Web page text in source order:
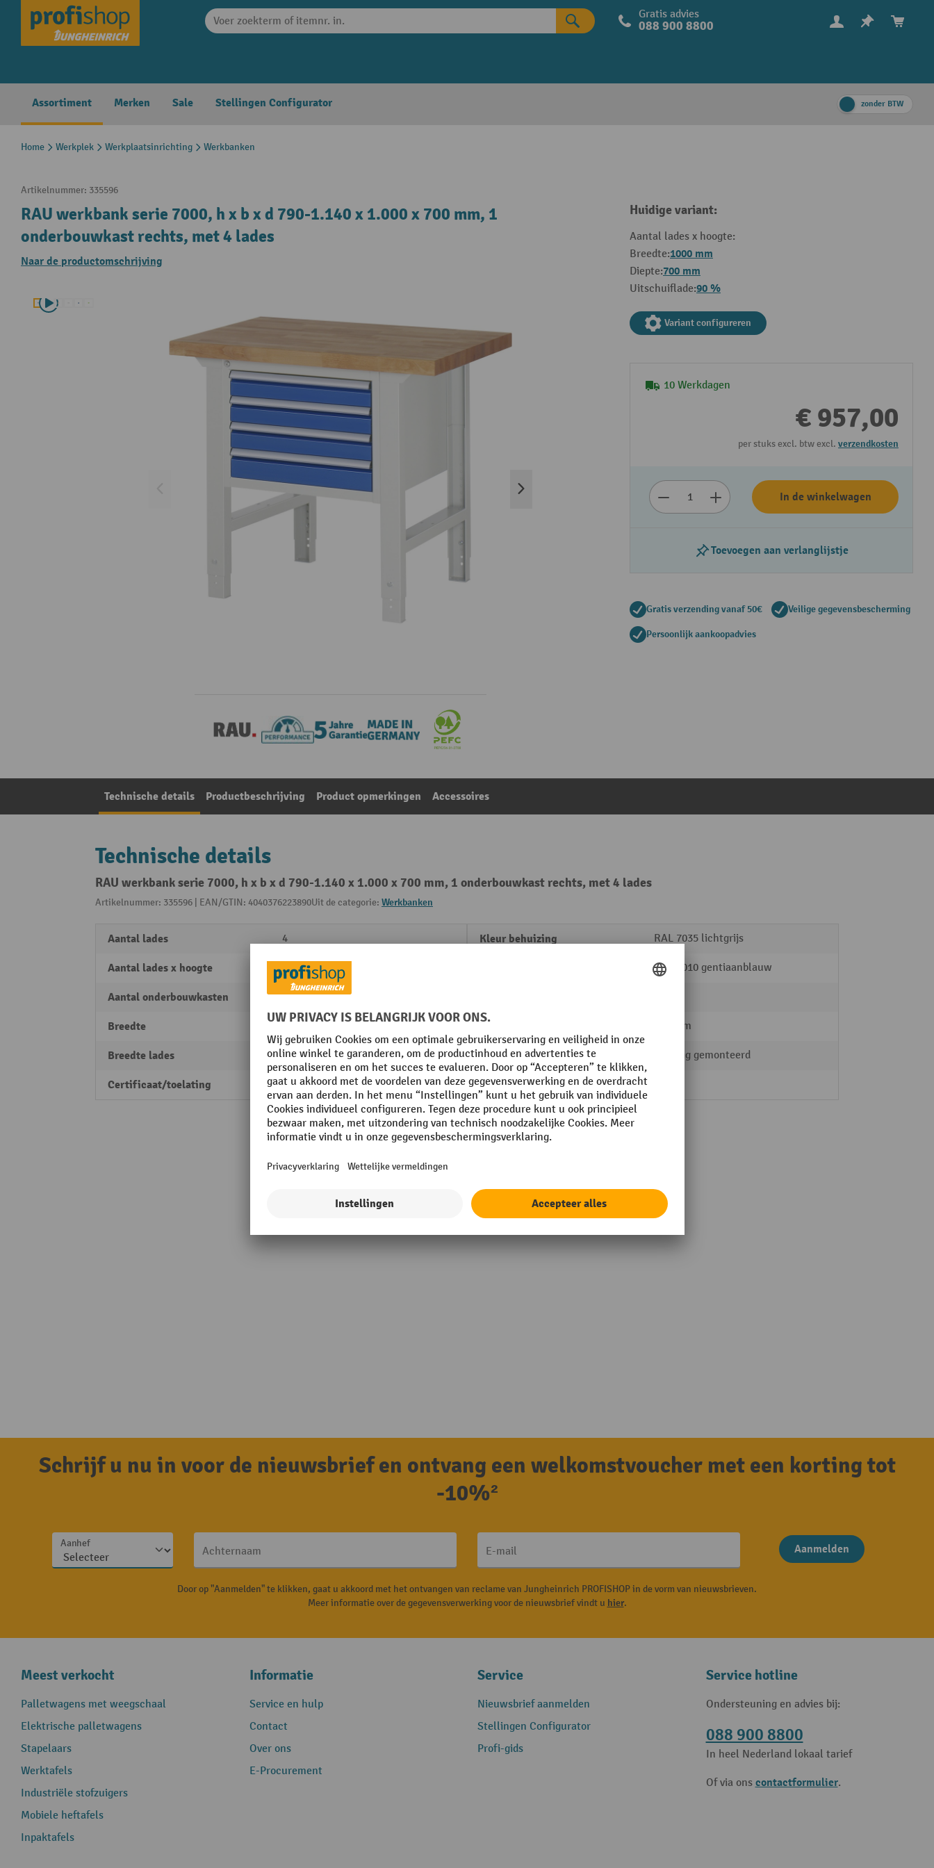
Skip to main navigation Gratis advies
088 900 8800
Assortiment Merken Sale Stellingen Configurator zonder BTW
Home Werkplek Werkplaatsinrichting Werkbanken
Artikelnummer: 335596
RAU werkbank serie 7000, h x b x d 790-1.140 x 1.000 x 700 mm, 1
onderbouwkast rechts, met 4 lades
Naar de productomschrijving
Huidige variant:
Aantal lades x hoogte:
Breedte:1000 mm
Diepte:700 mm
Uitschuiflade:90 %
Variant configureren
10 Werkdagen
€ 957,00
per stuks excl. btw excl. verzendkosten
In de winkelwagen
Toevoegen aan verlanglijstje
Gratis verzending vanaf 50€ Veilige gegevensbescherming
Persoonlijk aankoopadvies
Technische details Productbeschrijving Product opmerkingen Accessoires
Technische details
RAU werkbank serie 7000, h x b x d 790-1.140 x 1.000 x 700 mm, 1 onderbouwkast rechts, met 4 lades
Artikelnummer: 335596 | EAN/GTIN: 4040376223890Uit de categorie: Werkbanken
Aantal lades 4
Aantal lades x hoogte 4 x 90 mm
Aantal onderbouwkasten 1
Breedte 1000 mm
Breedte lades 490 mm
Certificaat/toelating PEFC
Kleur behuizing RAL 7035 lichtgrijs
RAL 5010 gentiaanblauw
560 mm
Levering volledig gemonteerd
Merk
Toon alle technische details
Schrijf u nu in voor de nieuwsbrief en ontvang een welkomstvoucher met een korting tot
-10%²
Aanhef
Achternaam E-mail Aanmelden
Door op "Aanmelden" te klikken, gaat u akkoord met het ontvangen van reclame van Jungheinrich PROFISHOP in de vorm van nieuwsbrieven.
Meer informatie over de gegevensverwerking voor de nieuwsbrief vindt u hier.
Meest verkocht
Palletwagens met weegschaal
Elektrische palletwagens
Stapelaars
Werktafels
Industriële stofzuigers
Mobiele heftafels
Inpaktafels
Informatie
Service en hulp
Contact
Over ons
E-Procurement
Service
Nieuwsbrief aanmelden
Stellingen Configurator
Profi-gids
Service hotline
Ondersteuning en advies bij:
088 900 8800
In heel Nederland lokaal tarief
Of via ons contactformulier.